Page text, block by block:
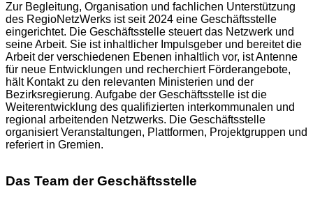
Zur Begleitung, Organisation und fachlichen Unterstützung
des RegioNetzWerks ist seit 2024 eine Geschäftsstelle
eingerichtet. Die Geschäftsstelle steuert das Netzwerk und
seine Arbeit. Sie ist inhaltlicher Impulsgeber und bereitet die
Arbeit der verschiedenen Ebenen inhaltlich vor, ist Antenne
für neue Entwicklungen und recherchiert Förderangebote,
hält Kontakt zu den relevanten Ministerien und der
Bezirksregierung. Aufgabe der Geschäftsstelle ist die
Weiterentwicklung des qualifizierten interkommunalen und
regional arbeitenden Netzwerks. Die Geschäftsstelle
organisiert Veranstaltungen, Plattformen, Projektgruppen und
referiert in Gremien.
Das Team der Geschäftsstelle